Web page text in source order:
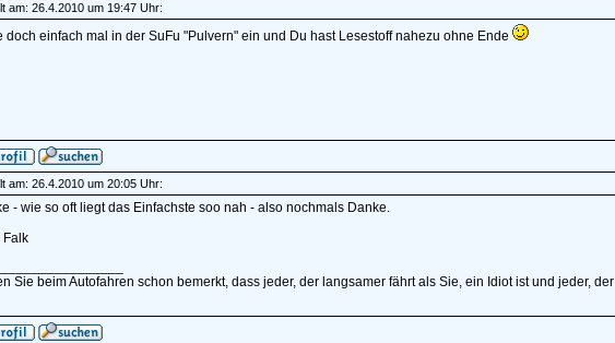
am: 26.4.2010 um 19:47 Uhr:
doch einfach mal in der SuFu "Pulvern" ein und Du hast Lesestoff nahezu ohne Ende
am: 26.4.2010 um 20:05 Uhr:
- wie so oft liegt das Einfachste soo nah - also nochmals Danke.
Falk
Sie beim Autofahren schon bemerkt, dass jeder, der langsamer fährt als Sie, ein Idiot ist und jeder,